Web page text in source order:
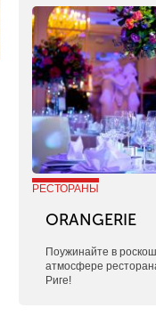
РЕСТОРАНЫ
ORANGERIE
Поужинайте в
атмосфере
Риге!